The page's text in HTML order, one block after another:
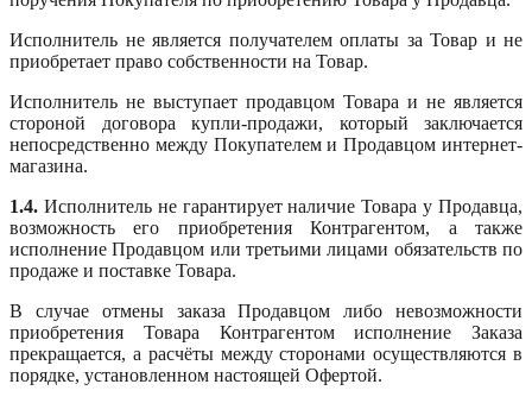
Исполнитель не является получателем оплаты за Товар и не
приобретает право собственности на Товар.
Исполнитель не выступает продавцом Товара и не является
стороной договора купли-продажи, который заключается
непосредственно между Покупателем и Продавцом интернет-
магазина.
1.4. Исполнитель не гарантирует наличие Товара у Продавца,
возможность его приобретения Контрагентом, а также
исполнение Продавцом или третьими лицами обязательств по
продаже и поставке Товара.
В случае отмены заказа Продавцом либо невозможности
приобретения Товара Контрагентом исполнение Заказа
прекращается, а расчёты между сторонами осуществляются в
порядке, установленном настоящей Офертой.